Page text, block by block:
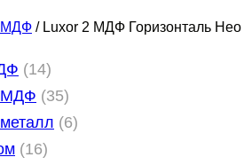
МДФ / Luxor 2 МДФ Горизонталь Нео
141
4
т
о
МДФ 353
5
66
161